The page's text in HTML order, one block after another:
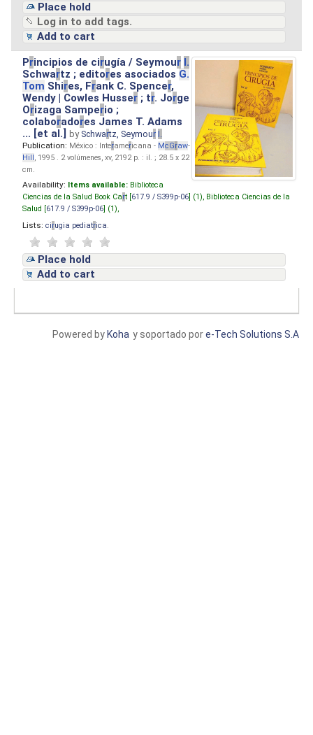
Place hold
Log in to add tags.
Add to cart
Principios de cirugía / Seymour I.
Schwartz ; editores asociados G.
Tom Shires, Frank C. Spencer,
Wendy | Cowles Husser ; tr. Jorge
Orizaga Samperio ;
colaboradores James T. Adams
... [et al.]by Schwartz, Seymour I.
Publication: México : Interamericana - McGraw-
Hill, 1995 . 2 volúmenes, xv, 2192 p. : il. ; 28.5 x 22
cm.
Availability: Items available: Biblioteca
Ciencias de la Salud Book Cart [ 617.9 / S399p-06 ] (1), Biblioteca Ciencias de la
Salud [ 617.9 / S399p-06 ] (1),
Lists: cirugia pediatrica
Place hold
Add to cart
y soportado pore-Tech Solutions S.A
Powered by Koha